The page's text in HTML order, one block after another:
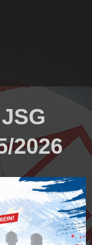
JSG
2026